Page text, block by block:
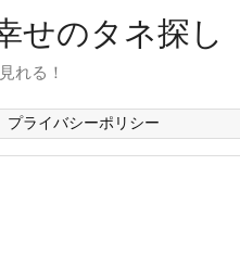
せのタネ探し
れる！
プライバシーポリシー